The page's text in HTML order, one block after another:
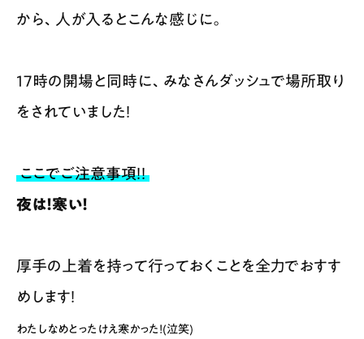
から、人が入るとこんな感じに。
17時の開場と同時に、みなさんダッシュで場所取り
をされていました！
ここでご注意事項！！
夜は！寒い！
厚手の上着を持って行っておくことを全力でおすす
めします！
わたしなめとったけえ寒かった！(泣笑)